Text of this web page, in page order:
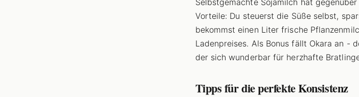
Vorteile: Du steuerst die Süße selbst,
bekommst einen Liter frische
Ladenpreises. Als Bonus fällt Okara an -
der sich wunderbar für herzhafte
Tipps für die perfekte Konsistenz